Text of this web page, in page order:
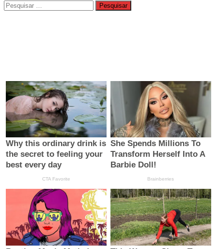
Pesquisar
por: